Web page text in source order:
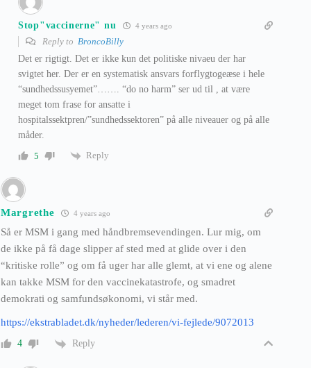
Stop"vaccinerne" nu 4 years ago
Reply to BroncoBilly
Det er rigtigt. Det er ikke kun det politiske nivaeu der har
svigtet her. Der er en systematisk ansvars forflygtogeæse i hele
“sundhedssusyemet”……. “do no harm” ser ud til , at være
meget tom frase for ansatte i
hospitalssektpren/”sundhedssektoren” på alle niveauer og på alle
måder.
5
Reply
Margrethe 4 years ago
Så er MSM i gang med håndbremsevendingen. Lur mig, om
de ikke på få dage slipper af sted med at glide over i den
“kritiske rolle” og om få uger har alle glemt, at vi ene og alene
kan takke MSM for den vaccinekatastrofe, og smadret
demokrati og samfundsøkonomi, vi står med.
https://ekstrabladet.dk/nyheder/lederen/vi-fejlede/9072013
4 Reply